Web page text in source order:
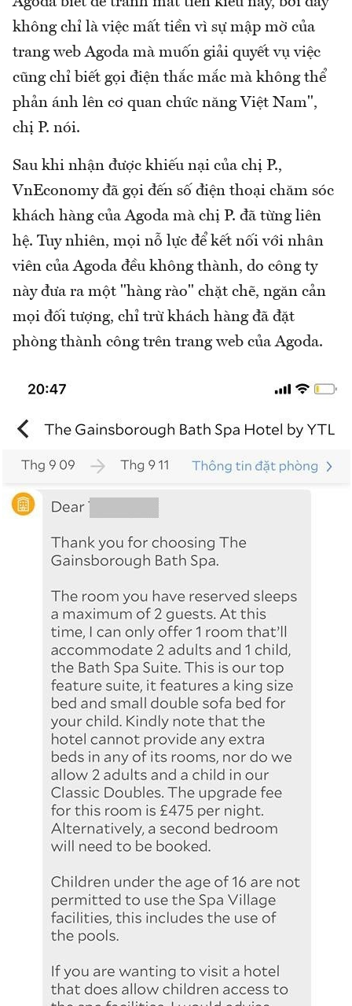
không chỉ là việc mất tiền vì sự mập mờ của
trang web Agoda mà muốn giải quyết vụ việc
cũng chỉ biết gọi điện thắc mắc mà không thể
phản ánh lên cơ quan chức năng Việt Nam",
chị P. nói.
Sau khi nhận được khiếu nại của chị P.,
VnEconomy đã gọi đến số điện thoại chăm sóc
khách hàng của Agoda mà chị P. đã từng liên
hệ. Tuy nhiên, mọi nỗ lực để kết nối với nhân
viên của Agoda đều không thành, do công ty
này đưa ra một "hàng rào" chặt chẽ, ngăn cản
mọi đối tượng, chỉ trừ khách hàng đã đặt
phòng thành công trên trang web của Agoda.